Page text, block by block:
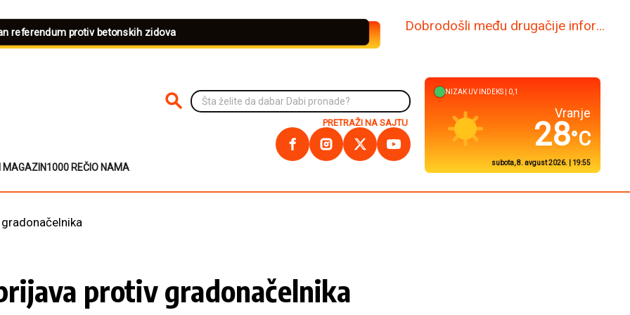
referendum protiv betonskih zidova www.dabi.rs
MAGAZIN1000 REČIO NAMA
PRETRAŽI NA SAJTU
PRETRAŽI NA SAJTU
NIZAKUV INDEKS | 0,1
Kuršumlija
27°C
subota, 8. avgust 2026. | 19:55
protiv gradonačelnika